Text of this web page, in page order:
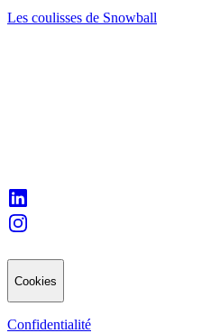
Les coulisses de Snowball
Cookies
Confidentialité